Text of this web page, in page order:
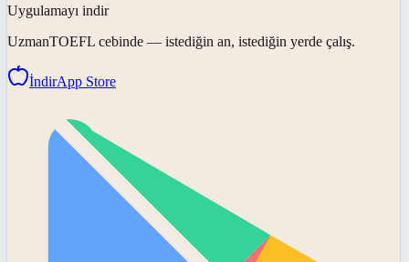
Uygulamayı indir
UzmanTOEFL cebinde — istediğin an, istediğin yerde çalış.
İndirApp Store